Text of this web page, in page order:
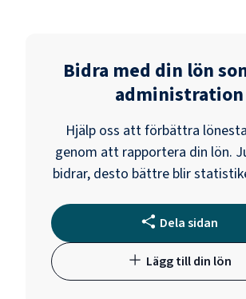
Bidra med din lön
administration
Hjälp oss att förbättra
genom att rapportera din lön.
bidrar, desto bättre blir
Dela sidan
Lägg till din lön